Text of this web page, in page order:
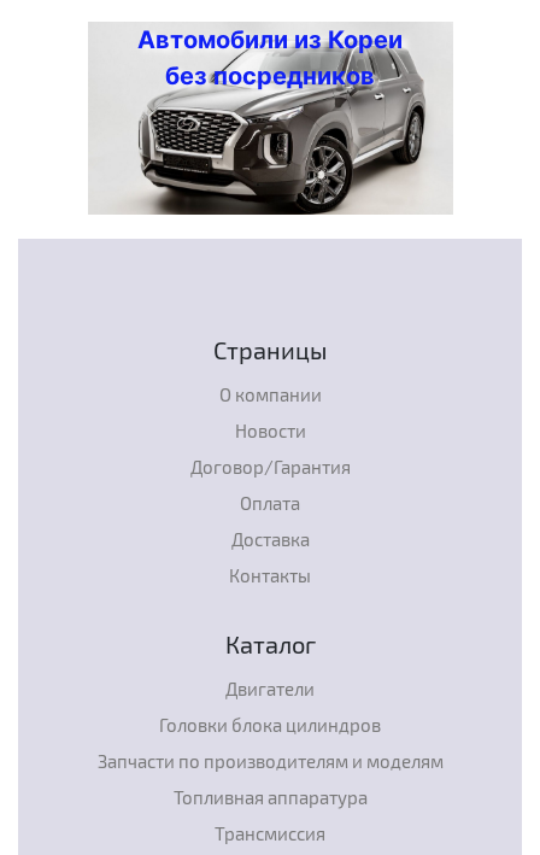
Автомобили из Кореи
без посредников
Страницы
О компании
Новости
Договор/Гарантия
Оплата
Доставка
Контакты
Каталог
Двигатели
Головки блока цилиндров
Запчасти по производителям и моделям
Топливная аппаратура
Трансмиссия